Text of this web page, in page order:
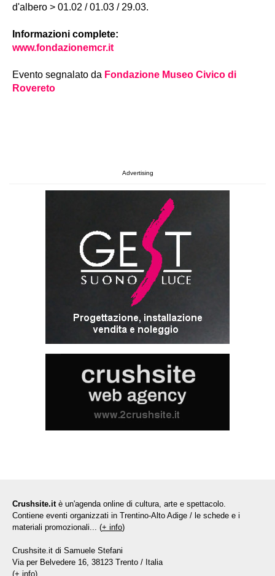
d'albero > 01.02 / 01.03 / 29.03.
Informazioni complete:
www.fondazionemcr.it
Evento segnalato da Fondazione Museo Civico di
Rovereto
Advertising
Crushsite.it è un'agenda online di cultura, arte e spettacolo.
Contiene eventi organizzati in Trentino-Alto Adige / le schede e i
materiali promozionali... (+ info)
Crushsite.it di Samuele Stefani
Via per Belvedere 16, 38123 Trento / Italia
(+ info)